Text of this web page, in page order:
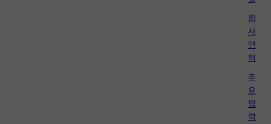
회
사
연
혁
주
요
협
력